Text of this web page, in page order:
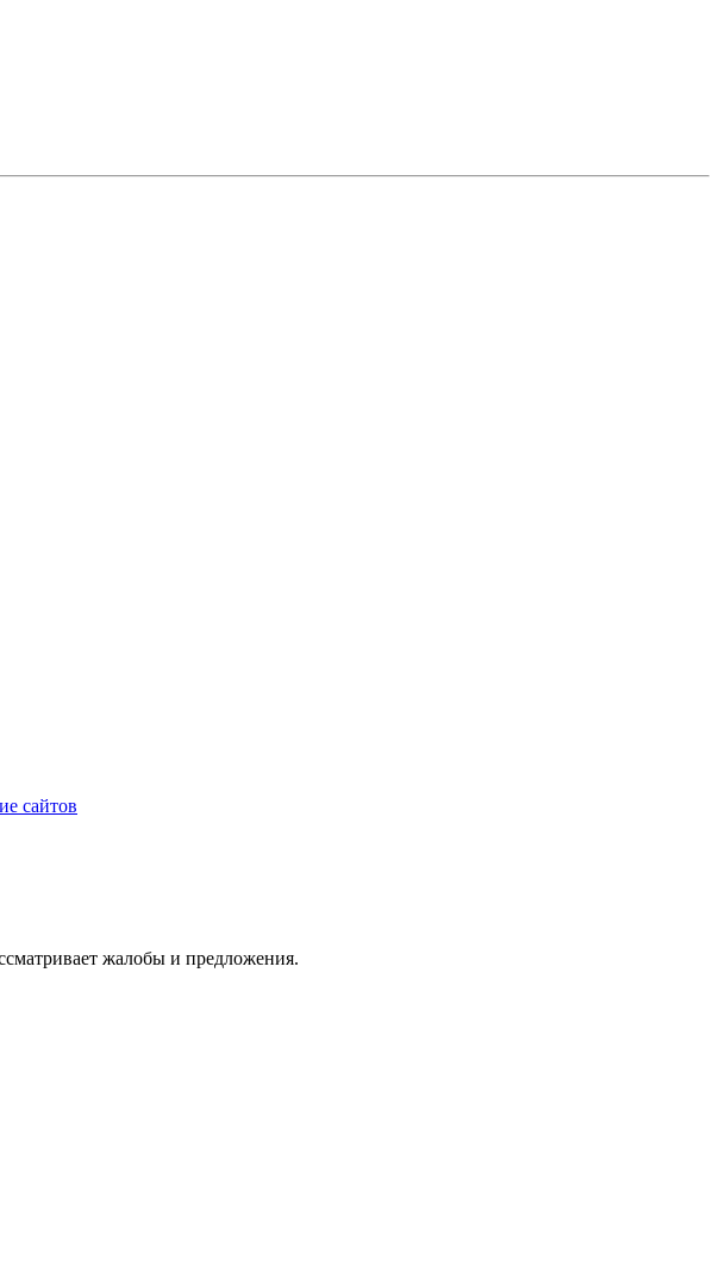
сайтов
жалобы и предложения.